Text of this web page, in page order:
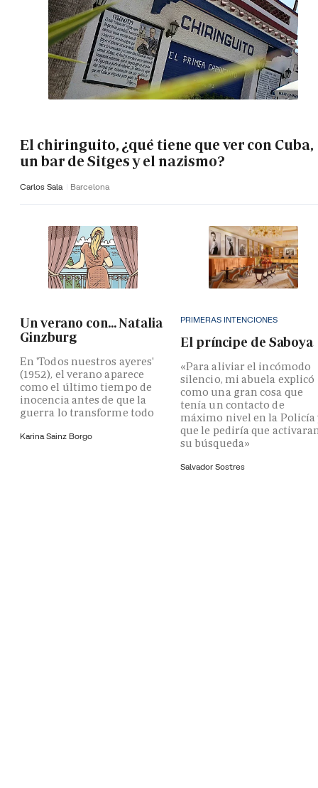
El chiringuito, ¿qué tiene que ver con Cuba,
un bar de Sitges y el nazismo?
Carlos Sala Barcelona
Un verano con... Natalia
Ginzburg
En 'Todos nuestros ayeres'
(1952), el verano aparece
como el último tiempo de
inocencia antes de que la
guerra lo transforme todo
Karina Sainz Borgo
PRIMERAS INTENCIONES
El príncipe de Saboya
«Para aliviar el incómodo
silencio, mi abuela explicó
como una gran cosa que
tenía un contacto de
máximo nivel en la Policía
que le pediría que
su búsqueda»
Salvador Sostres